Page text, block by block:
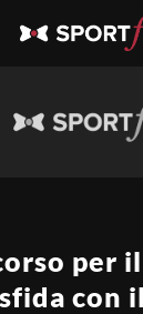
per
con